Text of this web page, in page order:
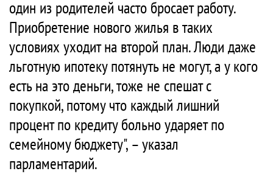
один из родителей часто бросает работу.
Приобретение нового жилья в таких
условиях уходит на второй план. Люди даже
льготную ипотеку потянуть не могут, а у кого
есть на это деньги, тоже не спешат с
покупкой, потому что каждый лишний
процент по кредиту больно ударяет по
семейному бюджету", – указал
парламентарий.